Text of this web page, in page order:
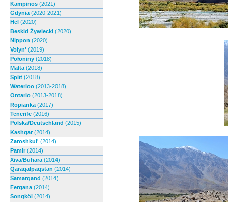
Kampinos (2021)
Gdynia (2020-2021)
Hel (2020)
Beskid Żywiecki (2020)
Nippon (2020)
Volyn' (2019)
Połoniny (2018)
Malta (2018)
Split (2018)
Waterloo (2013-2018)
Ontario (2013-2018)
Ropianka (2017)
Tenerife (2016)
Polska/Deutschland (2015)
Kashgar(2014)
Zaroshkul' (2014)
Pamir(2014)
Xiva/Buḫārā (2014)
Qaraqalpaqstan (2014)
Samarqand (2014)
Fergana (2014)
Songköl (2014)